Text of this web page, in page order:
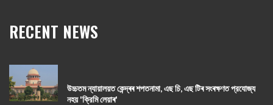
RECENT NEWS
উচ্চতম ন্যায়ালয়ত কেন্দ্ৰৰ শপতনামা, এছ চি, এছ টিৰ সংৰক্ষণত প্রযোজ্য
নহয় 'ক্রিমি লেয়াৰ'